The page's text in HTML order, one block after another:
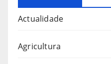
Actualidade
Agricultura